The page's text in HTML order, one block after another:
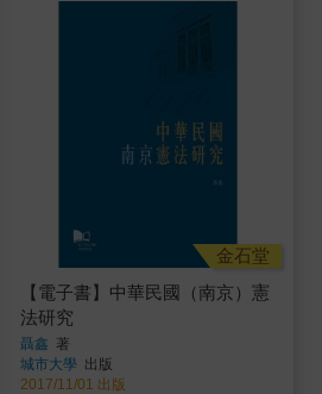
金石堂
【電子書】中華民國（南京）憲
法研究
聶鑫 著
城市大學 出版
2017/11/01 出版